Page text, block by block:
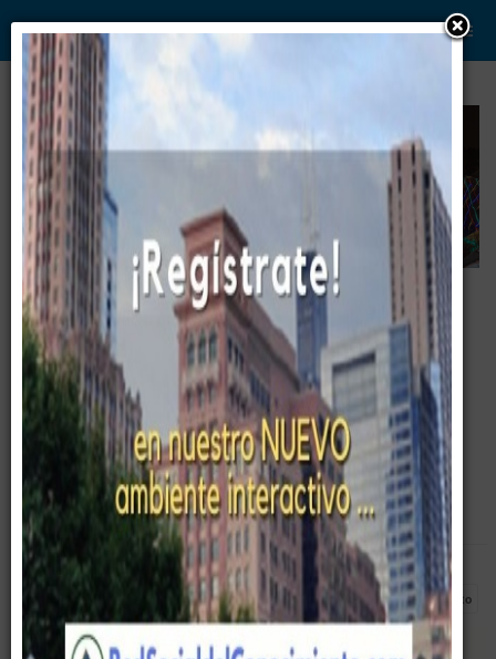
WWW. PABLO G PAEZ .COM
www . piramide digital . com
Pablo G Páez
40. www. piramide digital .com ©
Empty
Pirámide Digital Destacados Entrenamiento Corporativo
Gerencia
Portal
Excelencia Desarrollo Ejecutivo Equipo Gerencial Conocimiento